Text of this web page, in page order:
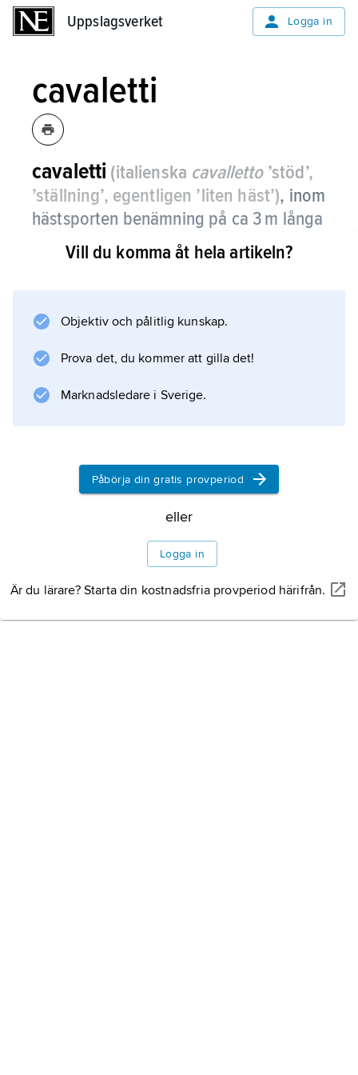
Uppslagsverket Logga in
cavaletti
cavaletti (italienska cavalletto’stöd’,
’ställning’, egentligen ’liten häst’), inom
hästsporten benämning på ca 3 m långa
träbommar med kryssformade stöd i
ändarna, som höjer dem några
Cavaletti används för gymnastisering av
serie av dem, och i utbildning av hopphästar.
Vill du komma åt hela artikeln?
Objektiv och pålitlig kunskap.
Prova det, du kommer att gilla det!
Marknadsledare i Sverige.
Påbörja din gratis provperiod
eller
Logga in
Är du lärare? Starta din kostnadsfria provperiod härifrån.